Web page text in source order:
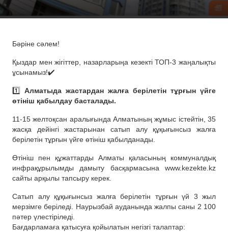
Бәріне сәлем!
Қыздар мен жігіттер, назарларыңа кезекті ТОП-3 жаңалықты
ұсынамыз!✔️
1️⃣ Алматыда жастардан жалға берілетін тұрғын үйге
өтініш қабылдау басталады.
11-15 желтоқсан аралығында Алматының жұмыс істейтін, 35
жасқа дейінгі жастарынан сатып алу құқығынсыз жалға
берілетін тұрғын үйге өтініш қабылданады.
Өтініш пен құжаттарды Алматы қаласының коммуналдық
инфрақұрылымды дамыту басқармасына www.kezekte.kz
сайты арқылы тапсыру керек.
Сатып алу құқығынсыз жалға берілетін тұрғын үй 3 жыл
мерзімге беріледі. Наурызбай ауданында жалпы саны 2 100
пәтер үлестіріледі.
Бағдарламаға қатысуға қойылатын негізгі талаптар: